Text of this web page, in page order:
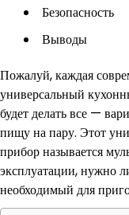
Безопасность
Выводы
Пожалуй, каждая
универсальный
будет делать все —
пищу на пару. Этот
прибор называется
эксплуатации, нужно
необходимый для